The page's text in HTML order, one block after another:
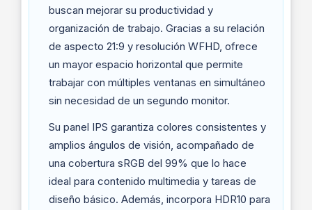
buscan mejorar su productividad y
organización de trabajo. Gracias a su relación
de aspecto 21:9 y resolución WFHD, ofrece
un mayor espacio horizontal que permite
trabajar con múltiples ventanas en simultáneo
sin necesidad de un segundo monitor.
Su panel IPS garantiza colores consistentes y
amplios ángulos de visión, acompañado de
una cobertura sRGB del 99% que lo hace
ideal para contenido multimedia y tareas de
diseño básico. Además, incorpora HDR10 para